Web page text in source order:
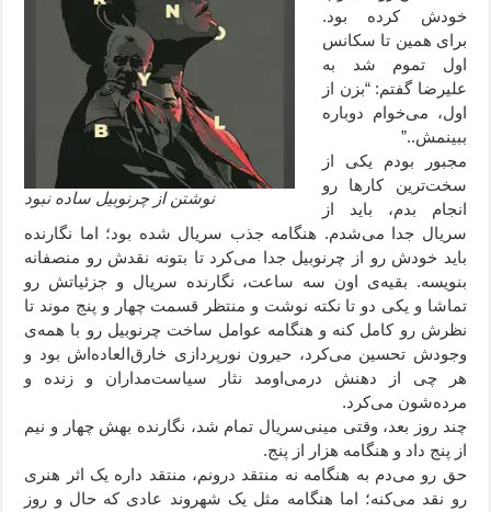
نوشتن از چرنوبیل ساده نبود
خودش کرده بود.
برای همین تا سکانس
اول تموم شد به
علیرضا گفتم: “بزن از
اول، می‌خوام دوباره
ببینمش..”
مجبور بودم یکی از
سخت‌ترین کارها رو
انجام بدم، باید از
سریال جدا می‌شدم. هنگامه جذب سریال شده بود؛ اما نگارنده
باید خودش رو از چرنوبیل جدا می‌کرد تا بتونه نقدش رو منصفانه
بنویسه. بقیه‌ی اون سه ساعت، نگارنده سریال و جزئیاتش رو
تماشا و یکی دو تا نکته نوشت و منتظر قسمت چهار و پنج موند تا
نظرش رو کامل کنه و هنگامه عوامل ساخت چرنوبیل رو با همه‌ی
وجودش تحسین می‌کرد، حیرون نورپردازی خارق‌العاده‌اش بود و
هر چی از دهنش درمی‌اومد نثار سیاست‌مداران و زنده و
مرده‌شون می‌کرد.
چند روز بعد، وقتی مینی‌سریال تمام شد، نگارنده بهش چهار و نیم
از پنج داد و هنگامه هزار از پنج.
حق رو می‌دم به هنگامه نه منتقد درونم، منتقد داره یک اثر هنری
رو نقد می‌کنه؛ اما هنگامه مثل یک شهروند عادی که حال و روز